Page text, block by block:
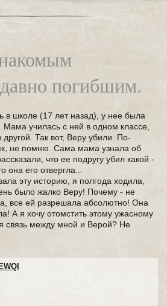
погибшим.
в школе (17 лет назад), у нее была
Мама училась с ней в одном классе,
Так вот, Веру убили. По-
не помню. Сама мама узнала об
что ее подругу убил какой -
она его отвергла...
эту историю, я полгода ходила,
было жалко Веру! Почему - не
все ей разрешала абсолютно! Она
А я хочу отомстить этому ужасному
связь между мной и Верой? Не